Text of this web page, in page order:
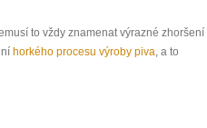
to vždy znamenat výrazné zhoršení
horkého procesu výroby piva, a to